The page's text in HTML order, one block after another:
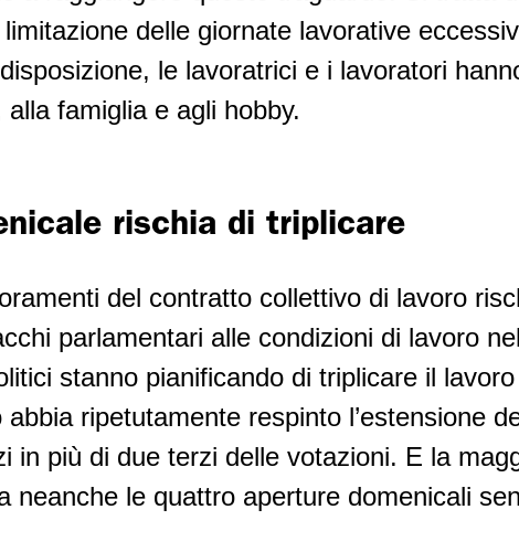
delle giornate lavorative
le lavoratrici e i lavoratori
famiglia e agli hobby.
rischia di triplicare
del contratto collettivo di lavoro
parlamentari alle condizioni di lavoro
stanno pianificando di triplicare il
abbia ripetutamente respinto l’estensione
in più di due terzi delle votazioni. E la
neanche le quattro aperture domenicali